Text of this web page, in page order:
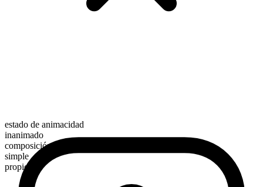
estado de animacidad
inanimado
composición morfológica
simple
propio